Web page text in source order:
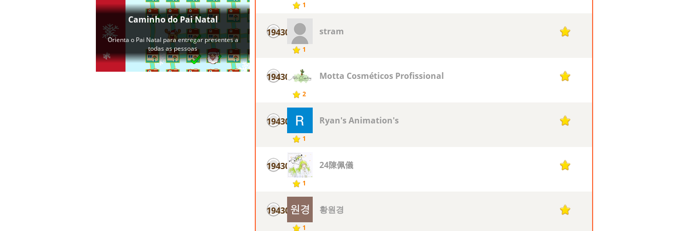
1
19430
1
stram 1
19430
2
Motta Cosméticos Profissional 1
19430
1
Ryan's Animation's 1
19430
1
24陳佩儀 1
19430
1
황원경 1